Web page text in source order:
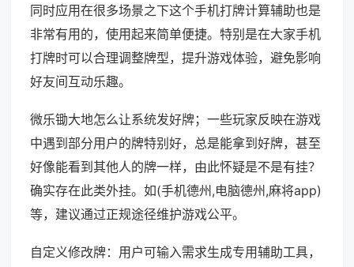
同时应用在很多场景之下这个手机打牌计算辅助也是
非常有用的，使用起来简单便捷。特别是在大家手机
打牌时可以合理调整牌型，提升游戏体验，避免影响
好友间互动乐趣。
微乐锄大地怎么让系统发好牌；一些玩家反映在游戏
中遇到部分用户的牌特别好，总是能拿到好牌，甚至
好像能看到其他人的牌一样，由此怀疑是不是有挂？
确实存在此类外挂。如(手机德州,电脑德州,麻将app)
等，建议通过正规途径维护游戏公平。
自定义修改牌：用户可输入需求生成专用辅助工具，